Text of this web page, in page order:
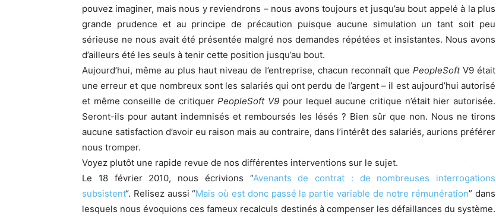
pouvez imaginer, mais nous y reviendrons – nous avons toujours et jusqu’au bout appelé à la plus
grande prudence et au principe de précaution puisque aucune simulation un tant soit peu
sérieuse ne nous avait été présentée malgré nos demandes répétées et insistantes. Nous avons
d’ailleurs été les seuls à tenir cette position jusqu’au bout.
Aujourd’hui, même au plus haut niveau de l’entreprise, chacun reconnaît que PeopleSoftV9 était
une erreur et que nombreux sont les salariés qui ont perdu de l’argent – il est aujourd’hui autorisé
et même conseille de critiquerPeopleSoft V9 pour lequel aucune critique n’était hier autorisée.
Seront-ils pour autant indemnisés et remboursés les lésés ? Bien sûr que non. Nous ne tirons
aucune satisfaction d’avoir eu raison mais au contraire, dans l’intérêt des salariés, aurions préférer
nous tromper.
Voyez plutôt une rapide revue de nos différentes interventions sur le sujet.
Le 18 février 2010, nous écrivions “Avenants de contrat : de nombreuses interrogations
subsistent“. Relisez aussi “Mais où est donc passé la partie variable de notre rémunération” dans
lesquels nous évoquions ces fameux recalculs destinés à compenser les défaillances du système.